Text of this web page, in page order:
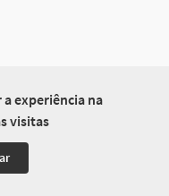
experiência na
visitas